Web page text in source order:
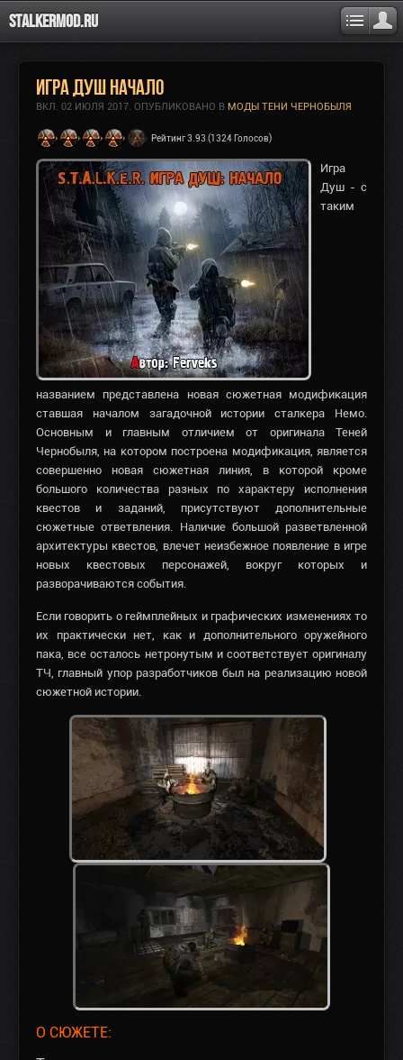
Stalkermod.ru
Игра Душ Начало
ВКЛ. 02 ИЮЛЯ 2017. ОПУБЛИКОВАНО В МОДЫ ТЕНИ ЧЕРНОБЫЛЯ
Рейтинг 3.93 (1324 Голосов)
Игра
Душ - с
таким
названием представлена новая сюжетная модификация
ставшая началом загадочной истории сталкера Немо.
Основным и главным отличием от оригинала Теней
Чернобыля, на котором построена модификация, является
совершенно новая сюжетная линия, в которой кроме
большого количества разных по характеру исполнения
квестов и заданий, присутствуют дополнительные
сюжетные ответвления. Наличие большой разветвленной
архитектуры квестов, влечет неизбежное появление в игре
новых квестовых персонажей, вокруг которых и
разворачиваются события.
Если говорить о геймплейных и графических изменениях то
их практически нет, как и дополнительного оружейного
пака, все осталось нетронутым и соответствует оригиналу
ТЧ, главный упор разработчиков был на реализацию новой
сюжетной истории.
О СЮЖЕТЕ: